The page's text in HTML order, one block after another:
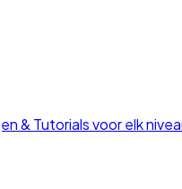
& Tutorials voor elk